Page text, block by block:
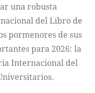
una robusta
del Libro de
pormenores de sus
para 2026: la
Internacional del